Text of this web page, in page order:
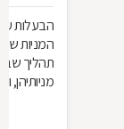
הבעלות
המניות
תהליך
מניותיהן,